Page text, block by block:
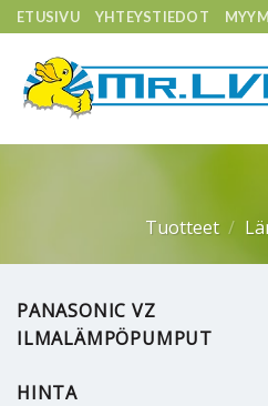
Skip
to
content
ETUSIVU YHTEYSTIEDOT
Tuotteet /
PANASONIC VZ
ILMALÄMPÖPUMPUT
HINTA